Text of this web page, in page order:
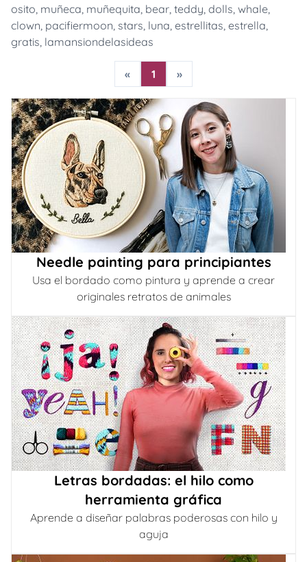
osito, muñeca, muñequita, bear, teddy, dolls, whale,
clown, pacifiermoon, stars, luna, estrellitas, estrella,
gratis, lamansiondelasideas
« 1 »
Needle painting para principiantes
Usa el bordado como pintura y aprende a crear
originales retratos de animales
Letras bordadas: el hilo como
herramienta gráfica
Aprende a diseñar palabras poderosas con hilo y
aguja